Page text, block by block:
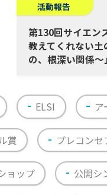
活動報告
第130回サイエン
教えてくれない
の、根深い関係
ELSI
賞 プレコン
ョップ 公開シ